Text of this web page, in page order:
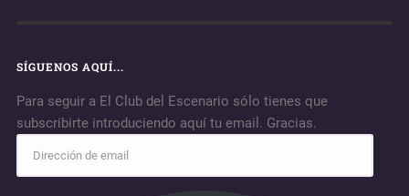
SÍGUENOS AQUÍ...
Para seguir a El Club del Escenario sólo tienes que
subscribirte introduciendo aquí tu email. Gracias.